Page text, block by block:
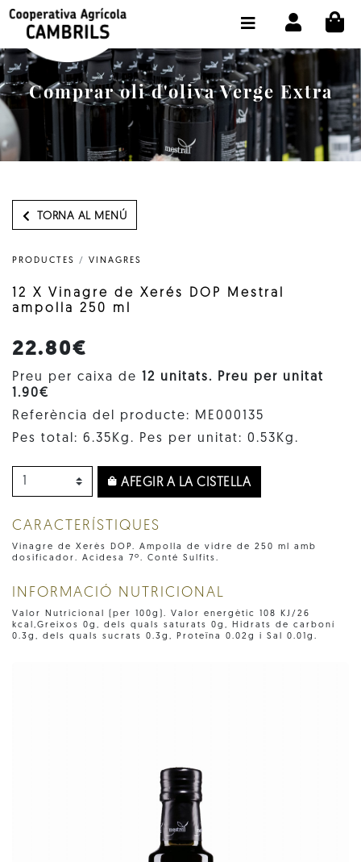
Comprar oli d'oliva Verge Extra
TORNA AL MENÚ
PRODUCTES / VINAGRES
12 X Vinagre de Xerés DOP Mestral
ampolla 250 ml
22.80€
Preu per caixa de
12 unitats. Preu per unitat
1.90€
Referència del producte: ME000135
Pes total: 6.35Kg. Pes per unitat: 0.53Kg.
AFEGIR A LA CISTELLA
CARACTERÍSTIQUES
Vinagre de Xerès DOP. Ampolla de vidre de 250 ml amb
dosificador. Acidesa 7º. Conté Sulfits.
INFORMACIÓ NUTRICIONAL
Valor Nutricional (per 100g). Valor energètic 108 KJ/26
kcal,Greixos 0g, dels quals saturats 0g, Hidrats de carboní
0.3g, dels quals sucrats 0.3g, Proteïna 0.02g i Sal 0.01g.
BOTIGA COMPRA ONLINE
LA COOPERATIVA
OLEOTOUR
PRODUCTES
EL NOSTRE OLI
SELECCIONAR IDIOMA: